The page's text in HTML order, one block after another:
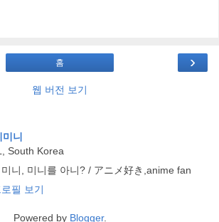
›
홈
웹 버전 보기
니
South Korea
니, 미니를 아니? / アニメ好き,anime fan
필 보기
Powered by Blogger.